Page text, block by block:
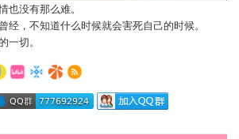
也没有那么难。
经，不知道什么时候就会害死自己的时候。
一切。